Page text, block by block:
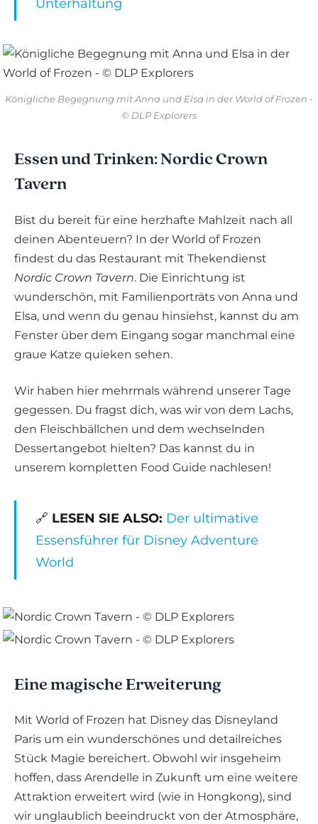
Unterhaltung
Königliche Begegnung mit Anna und Elsa in der World of Frozen -
© DLP Explorers
Essen und Trinken: Nordic Crown
Tavern
Bist du bereit für eine herzhafte Mahlzeit nach all
deinen Abenteuern? In der World of Frozen
findest du das Restaurant mit Thekendienst
Nordic Crown Tavern. Die Einrichtung ist
wunderschön, mit Familienporträts von Anna und
Elsa, und wenn du genau hinsiehst, kannst du am
Fenster über dem Eingang sogar manchmal eine
graue Katze quieken sehen.
Wir haben hier mehrmals während unserer Tage
gegessen. Du fragst dich, was wir von dem Lachs,
den Fleischbällchen und dem wechselnden
Dessertangebot hielten? Das kannst du in
unserem kompletten Food Guide nachlesen!
🔗 LESEN SIE ALSO: Der ultimative
Essensführer für Disney Adventure
World
Eine magische Erweiterung
Mit World of Frozen hat Disney das Disneyland
Paris um ein wunderschönes und detailreiches
Stück Magie bereichert. Obwohl wir insgeheim
hoffen, dass Arendelle in Zukunft um eine weitere
Attraktion erweitert wird (wie in Hongkong), sind
wir unglaublich beeindruckt von der Atmosphäre,